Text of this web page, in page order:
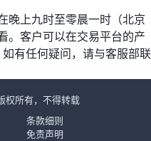
晚上九时至零晨一时（北京
。客户可以在交易平台的产
有任何疑问，请与客服部联
所有，不得转载
条款细则
免责声明